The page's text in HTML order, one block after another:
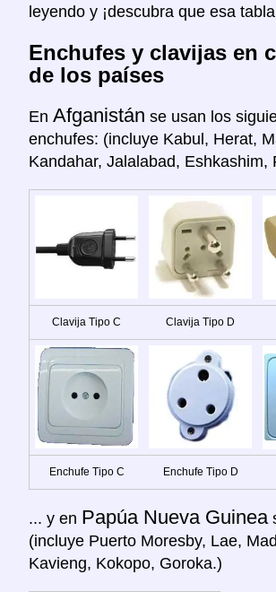
leyendo y ¡descubra que esa
Enchufes y clavijas en
de los países
En Afganistán se usan los
enchufes: (incluye Kabul, Herat,
Kandahar, Jalalabad, Eshkashim,
Clavija Tipo C Clavija Tipo D
Enchufe Tipo C Enchufe Tipo D
... y en Papúa Nueva Guinea
(incluye Puerto Moresby, Lae,
Kavieng, Kokopo, Goroka.)